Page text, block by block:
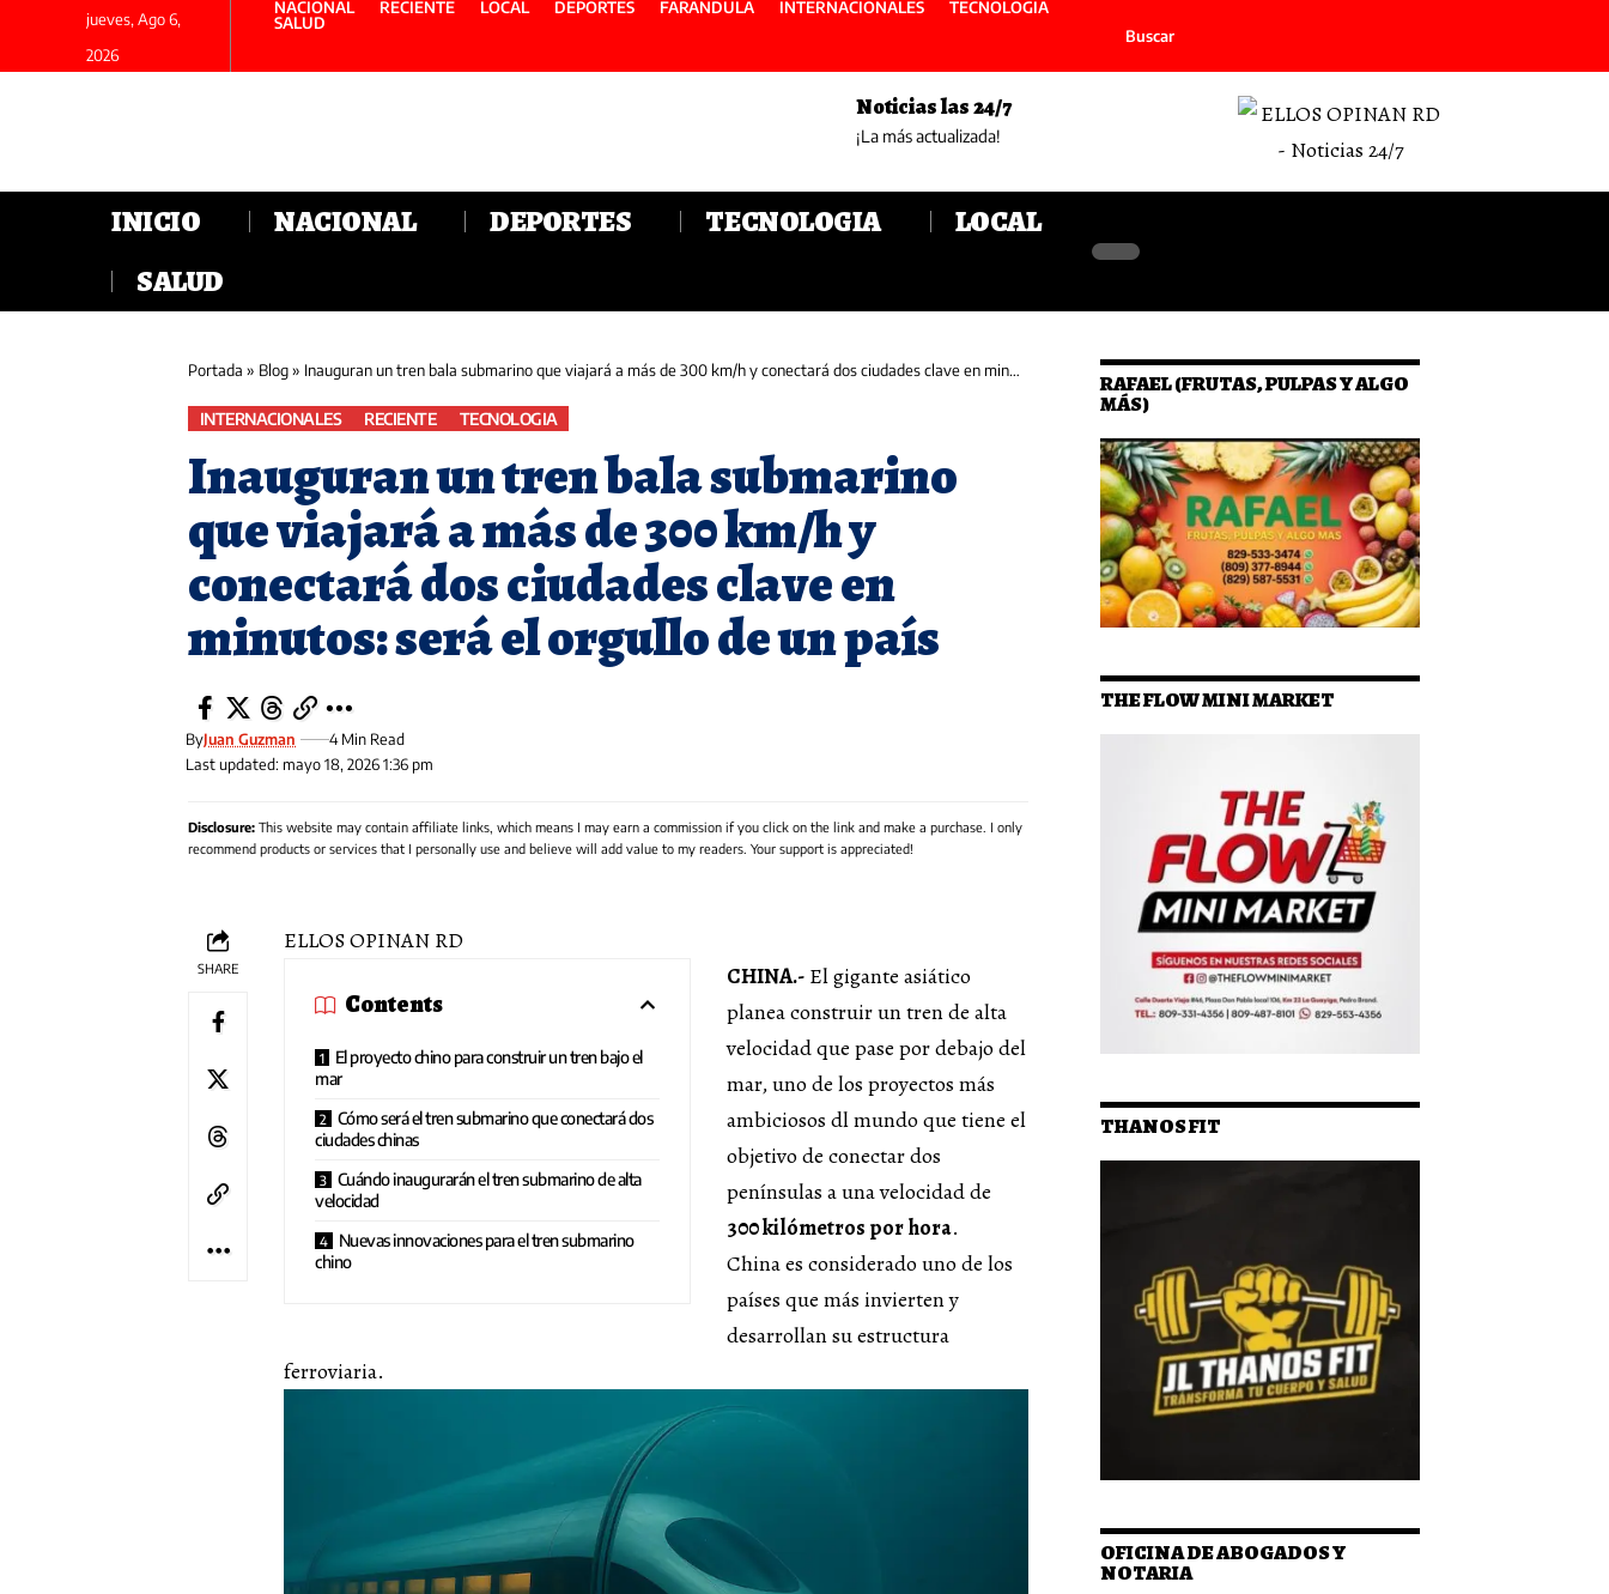
jueves, Ago 6,
2026
NACIONAL RECIENTE LOCAL DEPORTES FARANDULA INTERNACIONALES
TECNOLOGIA
SALUD
Buscar
Noticias las 24/7
¡La más actualizada!
INICIO NACIONAL DEPORTES TECNOLOGIA
LOCAL
SALUD
Portada » Blog» Inauguran un tren bala submarino que viajará a más de 300 km/h y conectará dos ciudades clave en minutos: será el orgullo de un país
INTERNACIONALES RECIENTE TECNOLOGIA
Inauguran un tren bala submarino
que viajará a más de 300 km/h y
conectará dos ciudades clave en
minutos: será el orgullo de un país
Last updated: mayo 18, 2026 1:36 pm
ByJuan Guzman 4 Min Read
Disclosure: This website may contain affiliate links, which means I may earn a commission if you click on the link and make a purchase. I only
recommend products or services that I personally use and believe will add value to my readers. Your support is appreciated!
SHARE
ELLOS OPINAN RD
Contents
El proyecto chino para construir un tren bajo el
mar
Cómo será el tren submarino que conectará dos
ciudades chinas
Cuándo inaugurarán el tren submarino de alta
velocidad
Nuevas innovaciones para el tren submarino
chino
CHINA.- El gigante asiático
planea construir un tren de alta
velocidad que pase por debajo del
mar, uno de los proyectos más
ambiciosos dl mundo que tiene el
objetivo de conectar dos
penínsulas a una velocidad de
300 kilómetros por hora.
China es considerado uno de los
países que más invierten y
desarrollan su estructura
ferroviaria.
RAFAEL (FRUTAS, PULPAS Y ALGO
MÁS)
THE FLOW MINI MARKET
THANOS FIT
OFICINA DE ABOGADOS Y
NOTARIA